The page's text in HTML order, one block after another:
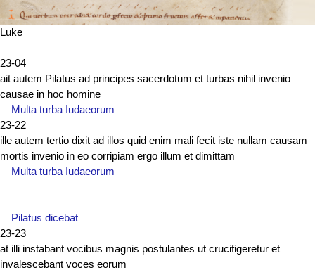
Luke
23-04
ait autem Pilatus ad principes sacerdotum et turbas nihil invenio
causae in hoc homine
Multa turba Iudaeorum
23-22
ille autem tertio dixit ad illos quid enim mali fecit iste nullam causam
mortis invenio in eo corripiam ergo illum et dimittam
Multa turba Iudaeorum
Pilatus dicebat
23-23
at illi instabant vocibus magnis postulantes ut crucifigeretur et
invalescebant voces eorum